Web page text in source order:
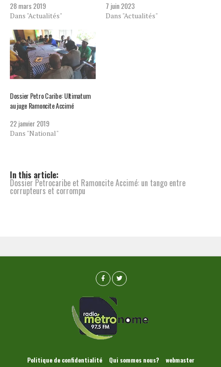
28 mars 2019
Dans "Actualités"
7 juin 2023
Dans "Actualités"
Dossier Petro Caribe: Ultimatum
au juge Ramoncite Accimé
22 janvier 2019
Dans "National"
In this article:
Dossier Petrocaribe et Ramoncite Accimé: un tango entre
corrupteurs et corrompu
Politique de confidentialité Qui sommes nous? webmaster